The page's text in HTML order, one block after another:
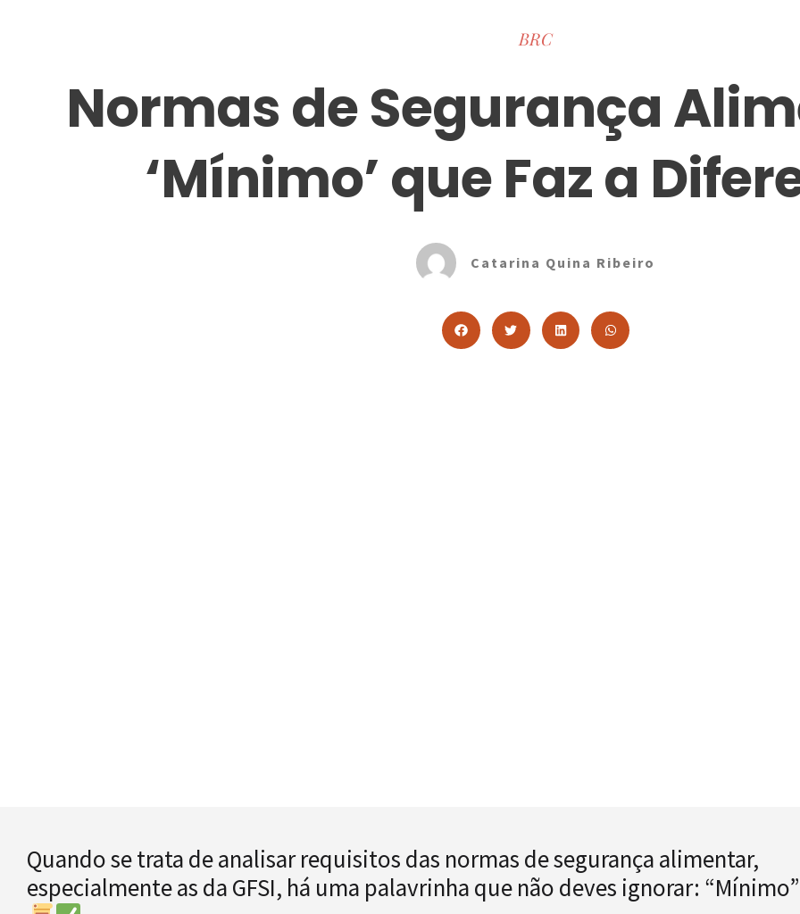
BRC
Normas de Segurança
‘Mínimo’ que Faz a
Catarina Quina Ribeiro
Quando se trata de analisar requisitos das normas de segurança alimentar,
especialmente as da GFSI, há uma palavrinha que não deves ignorar: